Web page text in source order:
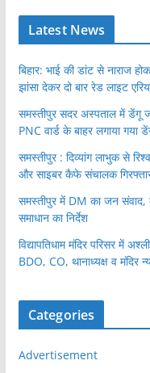
Latest News
बिहार: भाई की डांट से नाराज
झांसा देकर दो बार रेड लाइट
समस्तीपुर सदर अस्पताल में डेंगू
PNC वार्ड के बाहर लगाया गया
समस्तीपुर : दिव्यांग लाभुक से
और साइबर कैफे संचालक
समस्तीपुर में DM का जन संवाद,
समाधान का निर्देश
विद्यापतिधाम मंदिर परिसर में
BDO, CO, थानाध्यक्ष व मंदिर
Categories
Advertisement